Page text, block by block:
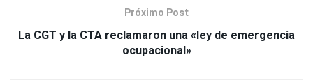
Próximo Post
La CGT y la CTA reclamaron una «ley de emergencia
ocupacional»